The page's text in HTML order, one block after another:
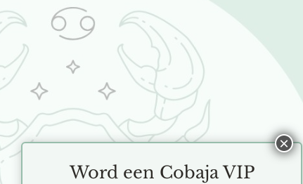
Word een Cobaja VIP
×